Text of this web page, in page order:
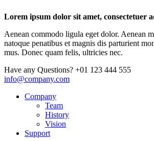
Lorem ipsum dolor sit amet, consectetuer
Aenean commodo ligula eget dolor. Aenean
natoque penatibus et magnis dis parturient
mus. Donec quam felis, ultricies nec.
Have any Questions? +01 123 444 555
info@company.com
Company
Team
History
Vision
Support